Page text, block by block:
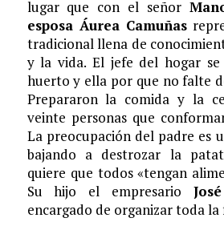
lugar que con el señor
esposa Áurea Camuñas
tradicional llena de
y la vida. El jefe del hogar
huerto y ella por que no falte
Prepararon la comida y la
veinte personas que
La preocupación del padre es
bajando a destrozar la
quiere que todos «tengan
Su hijo el empresario
encargado de organizar toda la